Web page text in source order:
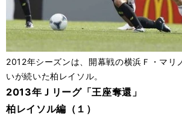
2012年シーズンは、開幕戦の横浜Ｆ・マリ
いが続いた柏レイソル。
2013年Ｊリーグ「王座奪還」
柏レイソル編（１）